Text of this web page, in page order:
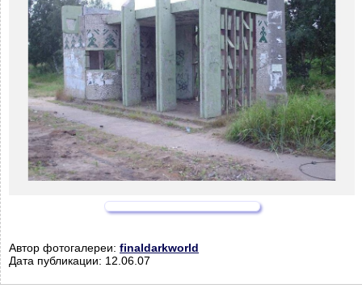
Автор фотогалереи: finaldarkworld
Дата публикации: 12.06.07